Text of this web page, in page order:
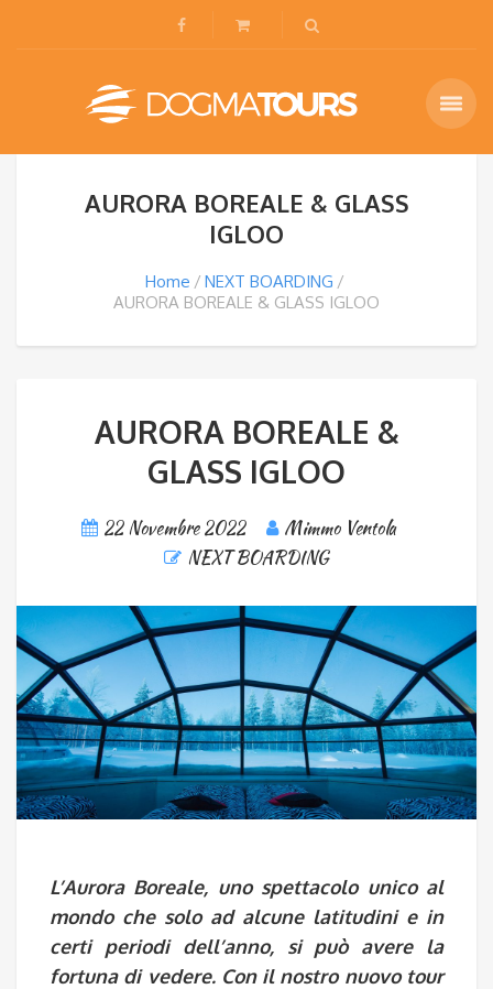
AURORA BOREALE & GLASS
IGLOO
Home
NEXT BOARDING
AURORA BOREALE & GLASS IGLOO
AURORA BOREALE &
GLASS IGLOO
22 Novembre 2022
Mimmo Ventola
NEXT BOARDING
L’Aurora Boreale, uno spettacolo unico al
mondo che solo ad alcune latitudini e in
certi periodi dell’anno, si può avere la
fortuna di vedere. Con il nostro nuovo tour